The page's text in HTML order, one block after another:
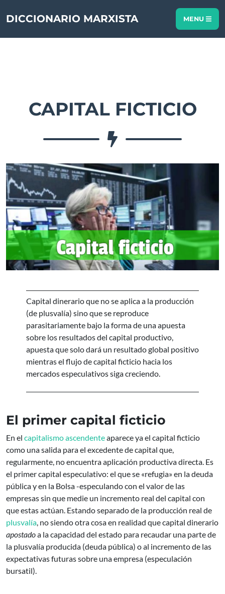
DICCIONARIO MARXISTA MENU
CAPITAL FICTICIO
Capital dinerario que no se aplica a la producción
(de plusvalía) sino que se reproduce
parasitariamente bajo la forma de una apuesta
sobre los resultados del capital productivo,
apuesta que solo dará un resultado global positivo
mientras el flujo de capital ficticio hacia los
mercados especulativos siga creciendo.
El primer capital ficticio
En el capitalismo ascendenteaparece ya el capital ficticio
como una salida para el excedente de capital que,
regularmente, no encuentra aplicación productiva directa. Es
el primer capital especulativo: el que se «refugia» en la deuda
pública y en la Bolsa -especulando con el valor de las
empresas sin que medie un incremento real del capital con
que estas actúan. Estando separado de la producción real de
plusvalía, no siendo otra cosa en realidad que capital dinerario
apostadoa la capacidad del estado para recaudar una parte de
la plusvalía producida (deuda pública) o al incremento de las
expectativas futuras sobre una empresa (especulación
bursatil).